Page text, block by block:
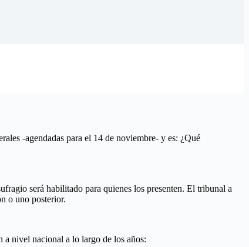
-agendadas para el 14 de noviembre- y es: ¿Qué
será habilitado para quienes los presenten. El tribunal a
o uno posterior.
nivel nacional a lo largo de los años: